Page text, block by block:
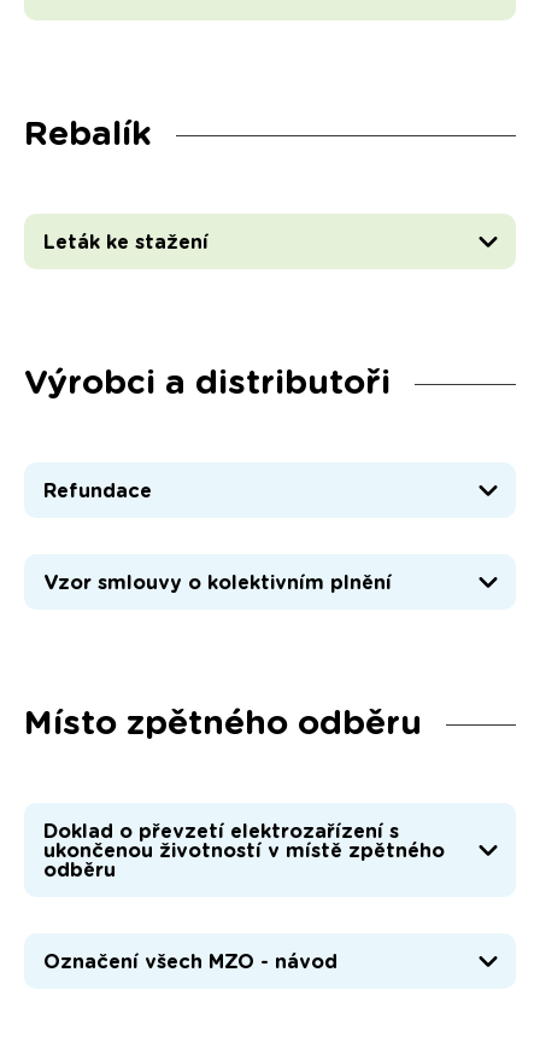
Rebalík
Leták ke stažení
Výrobci a distributoři
Refundace
Vzor smlouvy o kolektivním plnění
Místo zpětného odběru
Doklad o převzetí elektrozařízení s
ukončenou životností v místě zpětného
odběru
Označení všech MZO - návod